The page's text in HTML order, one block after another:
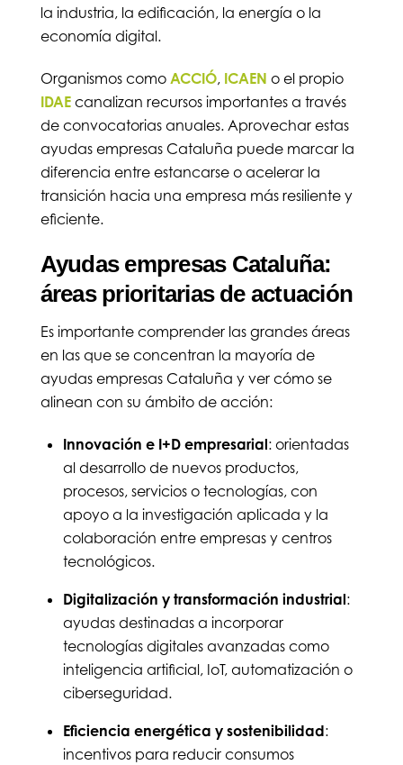
la industria, la edificación, la energía o la
economía digital.
Organismos como ACCIÓ, ICAEN o el propio
IDAEcanalizan recursos importantes a través
de convocatorias anuales. Aprovechar estas
ayudas empresas Cataluña puede marcar la
diferencia entre estancarse o acelerar la
transición hacia una empresa más resiliente y
eficiente.
Ayudas empresas Cataluña:
áreas prioritarias de actuación
Es importante comprender las grandes áreas
en las que se concentran la mayoría de
ayudas empresas Cataluña y ver cómo se
alinean con su ámbito de acción:
Innovación e I+D empresarial: orientadas
al desarrollo de nuevos productos,
procesos, servicios o tecnologías, con
apoyo a la investigación aplicada y la
colaboración entre empresas y centros
tecnológicos.
Digitalización y transformación industrial:
ayudas destinadas a incorporar
tecnologías digitales avanzadas como
inteligencia artificial, IoT, automatización o
ciberseguridad.
Eficiencia energética y sostenibilidad:
incentivos para reducir consumos